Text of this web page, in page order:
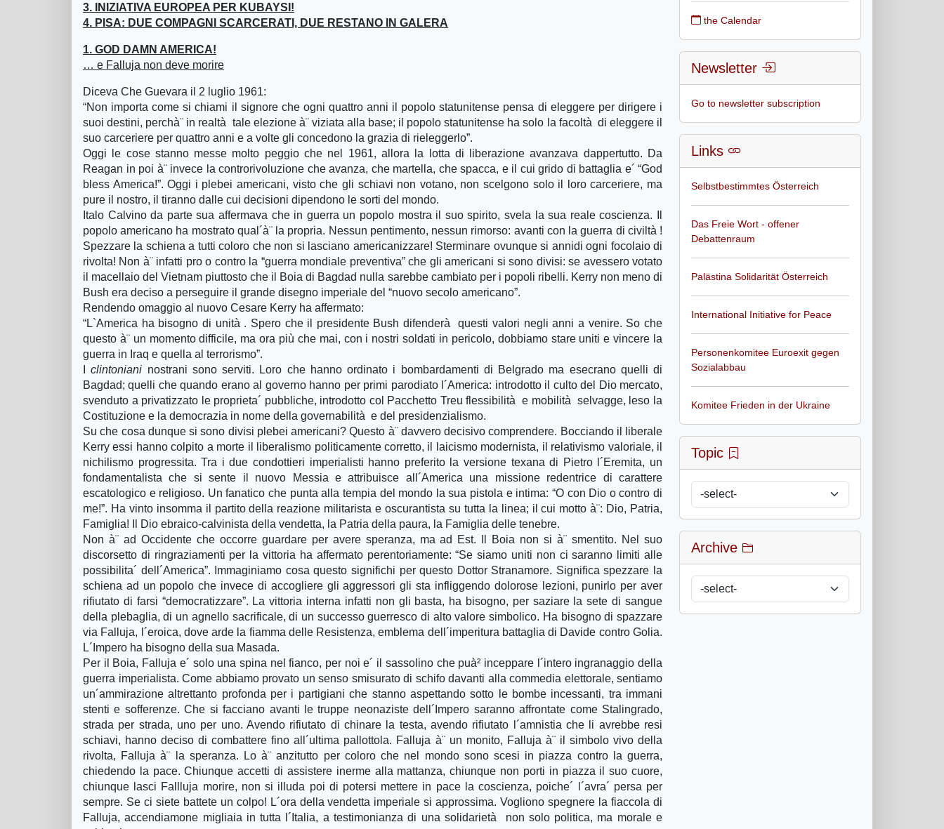
3. INIZIATIVA EUROPEA PER KUBAYSI!
4. PISA: DUE COMPAGNI SCARCERATI, DUE RESTANO IN GALERA
1. GOD DAMN AMERICA!
… e Falluja non deve morire
Diceva Che Guevara il 2 luglio 1961:
“Non importa come si chiami il signore che ogni quattro anni il popolo statunitense pensa di eleggere per dirigere i
suoi destini, perchà¨ in realtà tale elezione à¨ viziata alla base; il popolo statunitense ha solo la facoltà di eleggere il
suo carceriere per quattro anni e a volte gli concedono la grazia di rieleggerlo”.
Oggi le cose stanno messe molto peggio che nel 1961, allora la lotta di liberazione avanzava dappertutto. Da
Reagan in poi à¨ invece la controrivoluzione che avanza, che martella, che spacca, e il cui grido di battaglia e´ “God
bless America!”. Oggi i plebei americani, visto che gli schiavi non votano, non scelgono solo il loro carceriere, ma
pure il nostro, il tiranno dalle cui decisioni dipendono le sorti del mondo.
Italo Calvino da parte sua affermava che in guerra un popolo mostra il suo spirito, svela la sua reale coscienza. Il
popolo americano ha mostrato qual´à¨ la propria. Nessun pentimento, nessun rimorso: avanti con la guerra di civiltà !
Spezzare la schiena a tutti coloro che non si lasciano americanizzare! Sterminare ovunque si annidi ogni focolaio di
rivolta! Non à¨ infatti pro o contro la “guerra mondiale preventiva” che gli americani si sono divisi: se avessero votato
il macellaio del Vietnam piuttosto che il Boia di Bagdad nulla sarebbe cambiato per i popoli ribelli. Kerry non meno di
Bush era deciso a perseguire il grande disegno imperiale del “nuovo secolo americano”.
Rendendo omaggio al nuovo Cesare Kerry ha affermato:
“L`America ha bisogno di unità . Spero che il presidente Bush difenderà questi valori negli anni a venire. So che
questo à¨ un momento difficile, ma ora più che mai, con i nostri soldati in pericolo, dobbiamo stare uniti e vincere la
guerra in Iraq e quella al terrorismo”.
Iclintoniani nostrani sono serviti. Loro che hanno ordinato i bombardamenti di Belgrado ma esecrano quelli di
Bagdad; quelli che quando erano al governo hanno per primi parodiato l´America: introdotto il culto del Dio mercato,
svenduto a privatizzato le proprieta´ pubbliche, introdotto col Pacchetto Treu flessibilità e mobilità selvagge, leso la
Costituzione e la democrazia in nome della governabilità e del presidenzialismo.
Su che cosa dunque si sono divisi plebei americani? Questo à¨ davvero decisivo comprendere. Bocciando il liberale
Kerry essi hanno colpito a morte il liberalismo politicamente corretto, il laicismo modernista, il relativismo valoriale, il
nichilismo progressita. Tra i due condottieri imperialisti hanno preferito la versione texana di Pietro l´Eremita, un
fondamentalista che si sente il nuovo Messia e attribuisce all´America una missione redentrice di carattere
escatologico e religioso. Un fanatico che punta alla tempia del mondo la sua pistola e intima: “O con Dio o contro di
me!”. Ha vinto insomma il partito della reazione militarista e oscurantista su tutta la linea; il cui motto à¨: Dio, Patria,
Famiglia! Il Dio ebraico-calvinista della vendetta, la Patria della paura, la Famiglia delle tenebre.
Non à¨ ad Occidente che occorre guardare per avere speranza, ma ad Est. Il Boia non si à¨ smentito. Nel suo
discorsetto di ringraziamenti per la vittoria ha affermato perentoriamente: “Se siamo uniti non ci saranno limiti alle
possibilita´ dell´America”. Immaginiamo cosa questo significhi per questo Dottor Stranamore. Significa spezzare la
schiena ad un popolo che invece di accogliere gli aggressori gli sta infliggendo dolorose lezioni, punirlo per aver
rifiutato di farsi “democratizzare”. La vittoria interna infatti non gli basta, ha bisogno, per saziare la sete di sangue
della plebaglia, di un agnello sacrificale, di un successo guerresco di alto valore simbolico. Ha bisogno di spazzare
via Falluja, l´eroica, dove arde la fiamma delle Resistenza, emblema dell´imperitura battaglia di Davide contro Golia.
L´Impero ha bisogno della sua Masada.
Per il Boia, Falluja e´ solo una spina nel fianco, per noi e´ il sassolino che puà² inceppare l´intero ingranaggio della
guerra imperialista. Come abbiamo provato un senso smisurato di schifo davanti alla commedia elettorale, sentiamo
un´ammirazione altrettanto profonda per i partigiani che stanno aspettando sotto le bombe incessanti, tra immani
stenti e sofferenze. Che si facciano avanti le truppe neonaziste dell´Impero saranno affrontate come Stalingrado,
strada per strada, uno per uno. Avendo rifiutato di chinare la testa, avendo rifiutato l´amnistia che li avrebbe resi
schiavi, hanno deciso di combattere fino all´ultima pallottola. Falluja à¨ un monito, Falluja à¨ il simbolo vivo della
rivolta, Falluja à¨ la speranza. Lo à¨ anzitutto per coloro che nel mondo sono scesi in piazza contro la guerra,
chiedendo la pace. Chiunque accetti di assistere inerme alla mattanza, chiunque non porti in piazza il suo cuore,
chiunque lasci Fallluja morire, non si illuda poi di potersi mettere in pace la coscienza, poiche´ l´avra´ persa per
sempre. Se ci siete battete un colpo! L´ora della vendetta imperiale si approssima. Vogliono spegnere la fiaccola di
Falluja, accendiamone migliaia in tutta l´Italia, a testimonianza di una solidarietà non solo politica, ma morale e
the Calendar
Newsletter
Go to newsletter subscription
Links
Selbstbestimmtes Österreich
Das Freie Wort - offener
Debattenraum
Palästina Solidarität Österreich
International Initiative for Peace
Personenkomitee Euroexit gegen
Sozialabbau
Komitee Frieden in der Ukraine
Topic
Archive